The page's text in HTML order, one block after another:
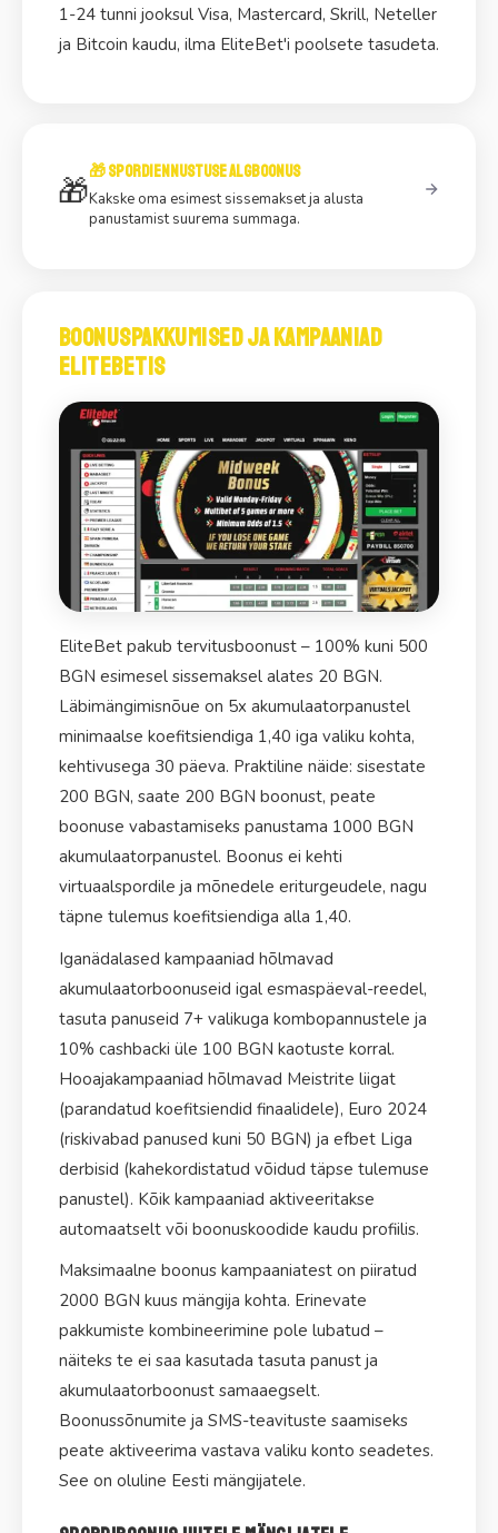
1-24 tunni jooksul Visa, Mastercard, Skrill, Neteller
ja Bitcoin kaudu, ilma EliteBet'i poolsete tasudeta.
🎁🎁 Spordiennustuse Algboonus
Kakske oma esimest sissemakset ja alusta
panustamist suurema summaga.
Boonuspakkumised ja kampaaniad
EliteBetis
EliteBet pakub tervitusboonust – 100% kuni 500
BGN esimesel sissemaksel alates 20 BGN.
Läbimängimisnõue on 5x akumulaatorpanustel
minimaalse koefitsiendiga 1,40 iga valiku kohta,
kehtivusega 30 päeva. Praktiline näide: sisestate
200 BGN, saate 200 BGN boonust, peate
boonuse vabastamiseks panustama 1000 BGN
akumulaatorpanustel. Boonus ei kehti
virtuaalspordile ja mõnedele eriturgeudele, nagu
täpne tulemus koefitsiendiga alla 1,40.
Iganädalased kampaaniad hõlmavad
akumulaatorboonuseid igal esmaspäeval-reedel,
tasuta panuseid 7+ valikuga kombopannustele ja
10% cashbacki üle 100 BGN kaotuste korral.
Hooajakampaaniad hõlmavad Meistrite liigat
(parandatud koefitsiendid finaalidele), Euro 2024
(riskivabad panused kuni 50 BGN) ja efbet Liga
derbisid (kahekordistatud võidud täpse tulemuse
panustel). Kõik kampaaniad aktiveeritakse
automaatselt või boonuskoodide kaudu profiilis.
Maksimaalne boonus kampaaniatest on piiratud
2000 BGN kuus mängija kohta. Erinevate
pakkumiste kombineerimine pole lubatud –
näiteks te ei saa kasutada tasuta panust ja
akumulaatorboonust samaaegselt.
Boonussõnumite ja SMS-teavituste saamiseks
peate aktiveerima vastava valiku konto seadetes.
See on oluline Eesti mängijatele.